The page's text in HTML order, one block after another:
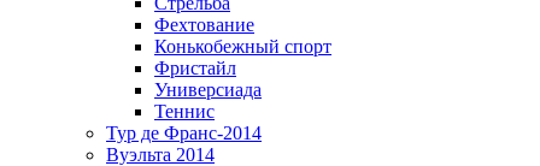
Фехтование
Конькобежный спорт
Фристайл
Универсиада
Теннис
Тур де Франс-2014
Вуэльта 2014